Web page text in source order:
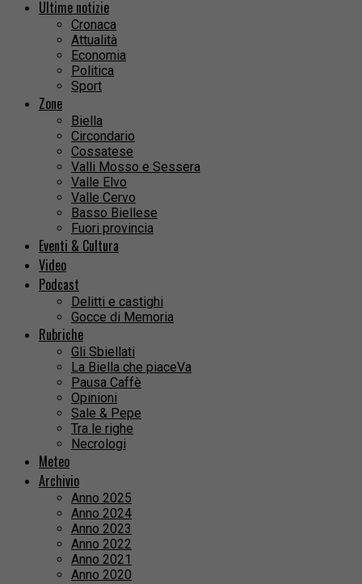
Ultime notizie
Cronaca
Attualità
Economia
Politica
Sport
Zone
Biella
Circondario
Cossatese
Valli Mosso e Sessera
Valle Elvo
Valle Cervo
Basso Biellese
Fuori provincia
Eventi & Cultura
Video
Podcast
Delitti e castighi
Gocce di Memoria
Rubriche
Gli Sbiellati
La Biella che piaceVa
Pausa Caffè
Opinioni
Sale & Pepe
Tra le righe
Necrologi
Meteo
Archivio
Anno 2025
Anno 2024
Anno 2023
Anno 2022
Anno 2021
Anno 2020